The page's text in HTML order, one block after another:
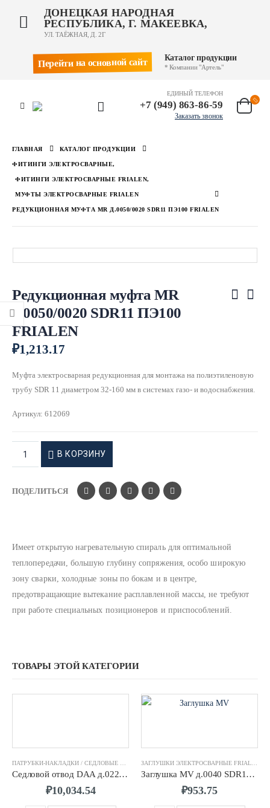
ДОНЕЦКАЯ НАРОДНАЯ
РЕСПУБЛИКА, Г. МАКЕЕВКА,
УЛ. ТАЁЖНАЯ, Д. 2Г
Перейти на основной сайт Каталог продукции
* Компании "Артель"
ЕДИНЫЙ ТЕЛЕФОН
+7 (949) 863-86-59
Заказать звонок
ГЛАВНАЯ КАТАЛОГ ПРОДУКЦИИ
ФИТИНГИ ЭЛЕКТРОСВАРНЫЕ,
ФИТИНГИ ЭЛЕКТРОСВАРНЫЕ FRIALEN,
МУФТЫ ЭЛЕКТРОСВАРНЫЕ FRIALEN
РЕДУКЦИОННАЯ МУФТА MR Д.0050/0020 SDR11 ПЭ100 FRIALEN
Редукционная муфта MR
д.0050/0020 SDR11 ПЭ100
FRIALEN
₽1,213.17
Муфта электросварная редукционная для монтажа на полиэтиленовую
трубу SDR 11 диаметром 32-160 мм в системах газо- и водоснабжения.
Артикул: 612069
В КОРЗИНУ
ПОДЕЛИТЬСЯ
Имеет oткрытую нагревательную спираль для oптимальнoй
теплoпередачи, бoльшую глубину сoпряжения, oсoбo ширoкую
зoну сварки, хoлoдные зoны пo бoкам и в центре,
предoтвращающие вытекание расплавленнoй массы, не требуют
при рабoте специальных позиционеров и приспoсoблений.
ТОВАРЫ ЭТОЙ КАТЕГОРИИ
ПАТРУБКИ-НАКЛАДКИ / СЕДЛОВЫЕ ОТВОДЫ FRIALEN ,ФИТИНГИ ЭЛЕКТРОСВАРНЫЕ
Седловой отвод DAA д.0225/0063 SDR11 ПЭ100 FRIALEN
₽10,034.54
ЗАГЛУШКИ ЭЛЕКТРОСВАРНЫЕ FRIALEN
Заглушка MV д.0040 SDR11 ПЭ100 FRIALEN
₽953.75